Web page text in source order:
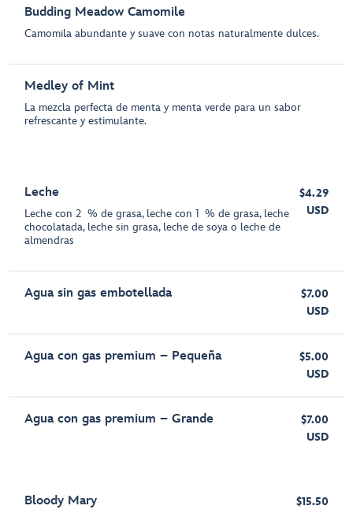
Budding Meadow Camomile
Camomila abundante y suave con notas naturalmente dulces.
Medley of Mint
La mezcla perfecta de menta y menta verde para un sabor
refrescante y estimulante.
Leche
Leche con 2 % de grasa, leche con 1 % de grasa, leche
chocolatada, leche sin grasa, leche de soya o leche de
almendras
$4.29
USD
Agua sin gas embotellada
$7.00
USD
Agua con gas premium – Pequeña
$5.00
USD
Agua con gas premium – Grande
$7.00
USD
Bloody Mary
$15.50